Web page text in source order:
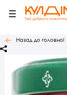
Назад до головної